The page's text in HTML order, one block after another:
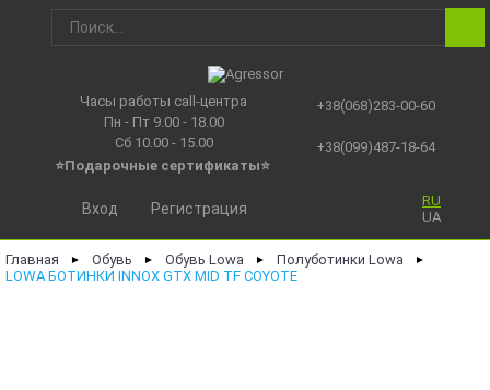
Часы работы call-центра
Пн - Пт 9.00 - 18.00
Сб 10.00 - 15.00
⭐Подарочные сертификаты⭐
+38(068)283-00-60
+38(099)487-18-64
RU
UA
Вход Регистрация
Главная ► Обувь ► Обувь Lowa ► Полуботинки Lowa ►
LOWA БОТИНКИ INNOX GTX MID TF COYOTE